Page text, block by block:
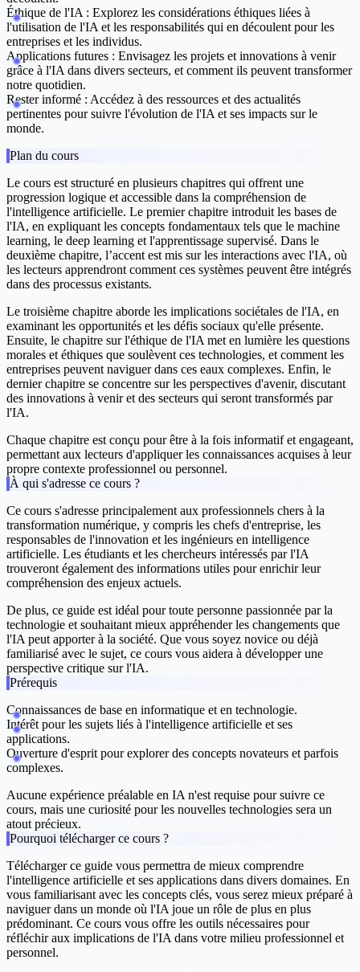
Éthique de l'IA : Explorez les considérations éthiques liées à
l'utilisation de l'IA et les responsabilités qui en découlent pour les
entreprises et les individus.
Applications futures : Envisagez les projets et innovations à venir
grâce à l'IA dans divers secteurs, et comment ils peuvent transformer
notre quotidien.
Rester informé : Accédez à des ressources et des actualités
pertinentes pour suivre l'évolution de l'IA et ses impacts sur le
monde.
Plan du cours
Le cours est structuré en plusieurs chapitres qui offrent une
progression logique et accessible dans la compréhension de
l'intelligence artificielle. Le premier chapitre introduit les bases de
l'IA, en expliquant les concepts fondamentaux tels que le machine
learning, le deep learning et l'apprentissage supervisé. Dans le
deuxième chapitre, l’accent est mis sur les interactions avec l'IA, où
les lecteurs apprendront comment ces systèmes peuvent être intégrés
dans des processus existants.
Le troisième chapitre aborde les implications sociétales de l'IA, en
examinant les opportunités et les défis sociaux qu'elle présente.
Ensuite, le chapitre sur l'éthique de l'IA met en lumière les questions
morales et éthiques que soulèvent ces technologies, et comment les
entreprises peuvent naviguer dans ces eaux complexes. Enfin, le
dernier chapitre se concentre sur les perspectives d'avenir, discutant
des innovations à venir et des secteurs qui seront transformés par
l'IA.
Chaque chapitre est conçu pour être à la fois informatif et engageant,
permettant aux lecteurs d'appliquer les connaissances acquises à leur
propre contexte professionnel ou personnel.
À qui s'adresse ce cours ?
Ce cours s'adresse principalement aux professionnels chers à la
transformation numérique, y compris les chefs d'entreprise, les
responsables de l'innovation et les ingénieurs en intelligence
artificielle. Les étudiants et les chercheurs intéressés par l'IA
trouveront également des informations utiles pour enrichir leur
compréhension des enjeux actuels.
De plus, ce guide est idéal pour toute personne passionnée par la
technologie et souhaitant mieux appréhender les changements que
l'IA peut apporter à la société. Que vous soyez novice ou déjà
familiarisé avec le sujet, ce cours vous aidera à développer une
perspective critique sur l'IA.
Prérequis
Connaissances de base en informatique et en technologie.
Intérêt pour les sujets liés à l'intelligence artificielle et ses
applications.
Ouverture d'esprit pour explorer des concepts novateurs et parfois
complexes.
Aucune expérience préalable en IA n'est requise pour suivre ce
cours, mais une curiosité pour les nouvelles technologies sera un
atout précieux.
Pourquoi télécharger ce cours ?
Télécharger ce guide vous permettra de mieux comprendre
l'intelligence artificielle et ses applications dans divers domaines. En
vous familiarisant avec les concepts clés, vous serez mieux préparé à
naviguer dans un monde où l'IA joue un rôle de plus en plus
prédominant. Ce cours vous offre les outils nécessaires pour
réfléchir aux implications de l'IA dans votre milieu professionnel et
personnel.